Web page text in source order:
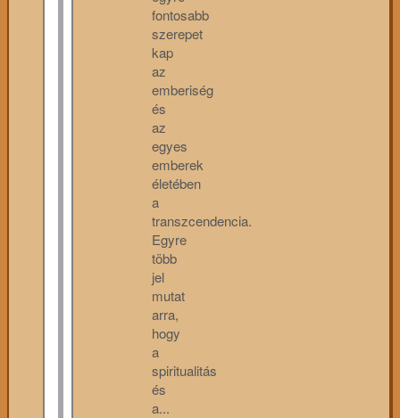
fontosabb
szerepet
kap
az
emberiség
és
az
egyes
emberek
életében
a
transzcendencia.
Egyre
több
jel
mutat
arra,
hogy
a
spiritualitás
és
a...